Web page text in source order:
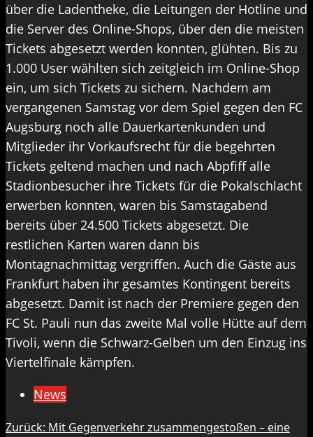
über die Ladentheke, die Leitungen der Hotline und
die Server des Online-Shops, über den die meisten
Tickets abgesetzt werden konnten, glühten. Bis zu
1.000 User wählten sich zeitgleich im Online-Shop
ein, um sich Tickets zu sichern. Nachdem am
vergangenen Samstag vor dem Spiel gegen den FC
Augsburg noch alle Dauerkartenkunden und
Mitglieder ihr Vorkaufsrecht für die begehrten
Tickets geltend machen und nach Abpfiff alle
Stadionbesucher ihre Tickets für die Pokalschlacht
erwerben konnten, waren bis Samstagabend
bereits über 24.500 Tickets abgesetzt. Die
restlichen Karten waren dann bis
Montagnachmittag vergriffen. Auch die Gäste aus
Frankfurt haben ihr gesamtes Kontingent bereits
abgesetzt. Damit ist nach der Premiere gegen den
FC St. Pauli nun das zweite Mal volle Hütte auf dem
Tivoli, wenn die Schwarz-Gelben um den Einzug ins
Viertelfinale kämpfen.
News
Beitragsnavigation
Zurück: Mit Gegenverkehr zusammengestoßen – eine